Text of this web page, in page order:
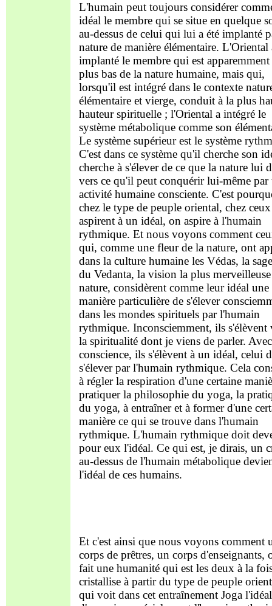
L'humain peut toujours considérer
idéal le membre qui se situe en quelque
au-dessus de celui qui lui a été implanté
nature de manière élémentaire. L'Oriental
implanté le membre qui est apparemment
plus bas de la nature humaine, mais qui,
lorsqu'il est intégré dans le contexte
élémentaire et vierge, conduit à la plus
hauteur spirituelle ; l'Oriental a intégré le
système métabolique comme son
Le système supérieur est le système
C'est dans ce système qu'il cherche son
cherche à s'élever de ce que la nature lui
vers ce qu'il peut conquérir lui-même par
activité humaine consciente. C'est
chez le type de peuple oriental, chez
aspirent à un idéal, on aspire à l'humain
rythmique. Et nous voyons comment
qui, comme une fleur de la nature, ont
dans la culture humaine les Védas, la
du Vedanta, la vision la plus
nature, considèrent comme leur idéal une
manière particulière de s'élever
dans les mondes spirituels par l'humain
rythmique. Inconsciemment, ils s'élèvent
la spiritualité dont je viens de parler.
conscience, ils s'élèvent à un idéal, celui
s'élever par l'humain rythmique. Cela
à régler la respiration d'une certaine
pratiquer la philosophie du yoga, la
du yoga, à entraîner et à former d'une
manière ce qui se trouve dans l'humain
rythmique. L'humain rythmique doit
pour eux l'idéal. Ce qui est, je dirais, un
au-dessus de l'humain métabolique
l'idéal de ces humains.
Et c'est ainsi que nous voyons comment
corps de prêtres, un corps d'enseignants,
fait une humanité qui est les deux à la
cristallise à partir du type de peuple
qui voit dans cet entraînement Joga l'idéal